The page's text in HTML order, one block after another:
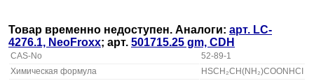
Товар временно недоступен. Аналоги: арт. LC-
4276.1, NeoFroxx; арт. 501715.25 gm, CDH
CAS-No
52-89-1
Химическая формула
HSCH₂CH(NH₂)COONHCI